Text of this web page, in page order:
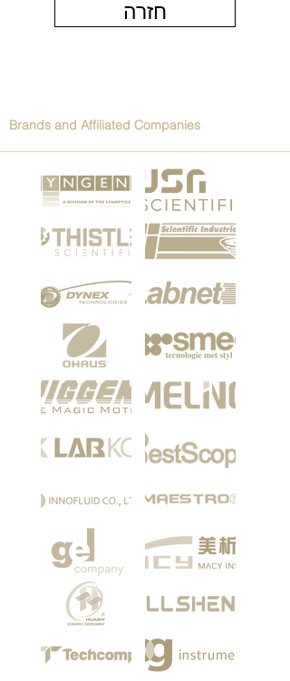
חזרה
Brands and Affiliated Companies